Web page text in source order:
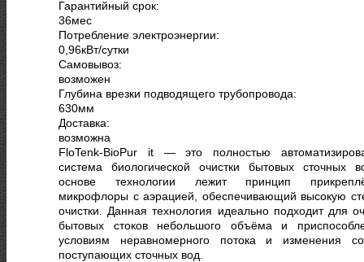
Гарантийный срок:
36мес
Потребление электроэнергии:
0,96кВт/сутки
Самовывоз:
возможен
Глубина врезки подводящего трубопровода:
630мм
Доставка:
возможна
FloTenk-BioPur it — это полностью
система биологической очистки бытовых сточных
основе технологии лежит принцип
микрофлоры с аэрацией, обеспечивающий высокую
очистки. Данная технология идеально подходит для
бытовых стоков небольшого объёма и
условиям неравномерного потока и изменения
поступающих сточных вод.